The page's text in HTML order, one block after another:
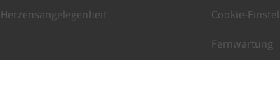
Herzensangelegenheit
Cookie-
Fernwartung